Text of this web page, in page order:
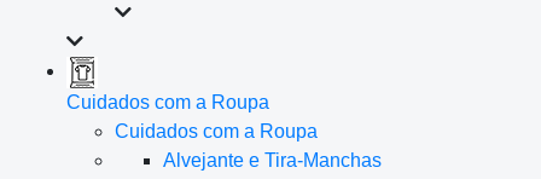
Cuidados com a Roupa
Cuidados com a Roupa
Alvejante e Tira-Manchas